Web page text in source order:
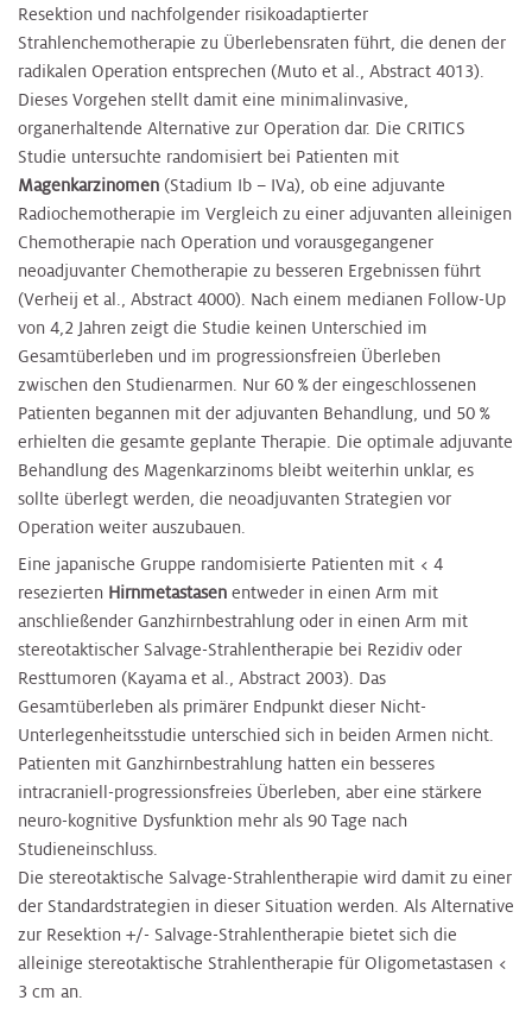
Resektion und nachfolgender risikoadaptierter
Strahlenchemotherapie zu Überlebensraten führt, die denen der
radikalen Operation entsprechen (Muto et al., Abstract 4013).
Dieses Vorgehen stellt damit eine minimalinvasive,
organerhaltende Alternative zur Operation dar. Die CRITICS
Studie untersuchte randomisiert bei Patienten mit
Magenkarzinomen (Stadium Ib – IVa), ob eine adjuvante
Radiochemotherapie im Vergleich zu einer adjuvanten alleinigen
Chemotherapie nach Operation und vorausgegangener
neoadjuvanter Chemotherapie zu besseren Ergebnissen führt
(Verheij et al., Abstract 4000). Nach einem medianen Follow-Up
von 4,2 Jahren zeigt die Studie keinen Unterschied im
Gesamtüberleben und im progressionsfreien Überleben
zwischen den Studienarmen. Nur 60 % der eingeschlossenen
Patienten begannen mit der adjuvanten Behandlung, und 50 %
erhielten die gesamte geplante Therapie. Die optimale adjuvante
Behandlung des Magenkarzinoms bleibt weiterhin unklar, es
sollte überlegt werden, die neoadjuvanten Strategien vor
Operation weiter auszubauen.
Eine japanische Gruppe randomisierte Patienten mit < 4
resezierten Hirnmetastasen entweder in einen Arm mit
anschließender Ganzhirnbestrahlung oder in einen Arm mit
stereotaktischer Salvage-Strahlentherapie bei Rezidiv oder
Resttumoren (Kayama et al., Abstract 2003). Das
Gesamtüberleben als primärer Endpunkt dieser Nicht-
Unterlegenheitsstudie unterschied sich in beiden Armen nicht.
Patienten mit Ganzhirnbestrahlung hatten ein besseres
intracraniell-progressionsfreies Überleben, aber eine stärkere
neuro-kognitive Dysfunktion mehr als 90 Tage nach
Studieneinschluss.
Die stereotaktische Salvage-Strahlentherapie wird damit zu einer
der Standardstrategien in dieser Situation werden. Als Alternative
zur Resektion +/- Salvage-Strahlentherapie bietet sich die
alleinige stereotaktische Strahlentherapie für Oligometastasen <
3 cm an.